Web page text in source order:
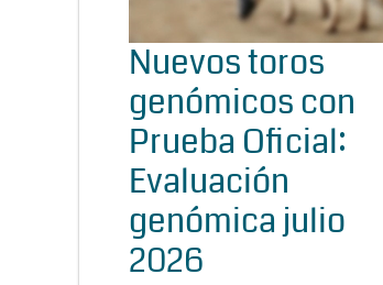
Nuevos toros
genómicos con
Prueba Oficial:
Evaluación
genómica julio
2026